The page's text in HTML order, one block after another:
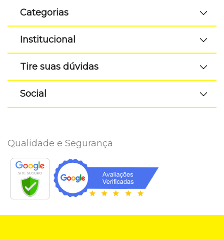
Categorias
Institucional
Tire suas dúvidas
Social
Qualidade e Segurança